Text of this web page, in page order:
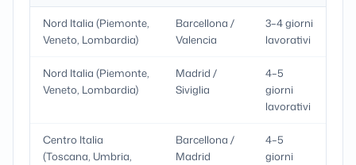
Nord Italia (Piemonte,
Veneto, Lombardia)
Barcellona /
Valencia
3–4 giorni
lavorativi
Nord Italia (Piemonte,
Veneto, Lombardia)
Madrid /
Siviglia
4–5
giorni
lavorativi
Centro Italia
(Toscana, Umbria,
Barcellona /
Madrid
4–5
giorni